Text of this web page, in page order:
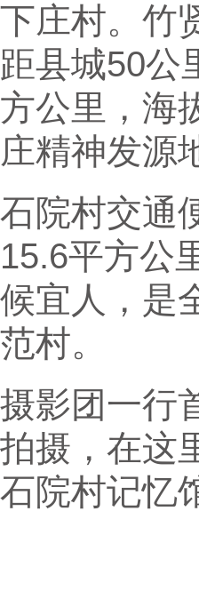
下庄村。竹
距县城50公
方公里，海
庄精神发源
石院村交通
15.6平方公
候宜人，是
范村。
摄影团一行
拍摄，在这
石院村记忆